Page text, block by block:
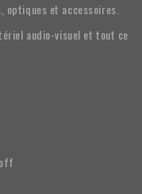
optiques et accessoires.
audio-visuel et tout ce